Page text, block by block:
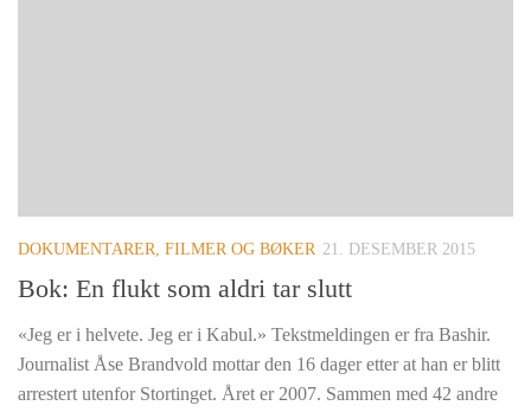
DOKUMENTARER, FILMER OG BØKER 21. DESEMBER 2015
Bok: En flukt som aldri tar slutt
«Jeg er i helvete. Jeg er i Kabul.» Tekstmeldingen er fra Bashir.
Journalist Åse Brandvold mottar den 16 dager etter at han er blitt
arrestert utenfor Stortinget. Året er 2007. Sammen med 42 andre